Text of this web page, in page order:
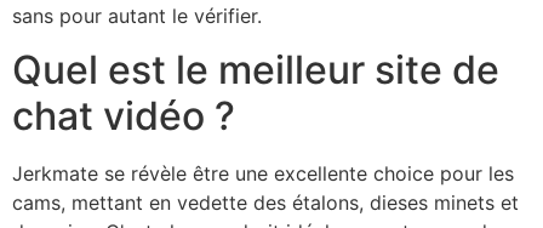
sans pour autant le vérifier.
Quel est le meilleur site de
chat vidéo ?
Jerkmate se révèle être une excellente choice pour les
cams, mettant en vedette des étalons, dieses minets et